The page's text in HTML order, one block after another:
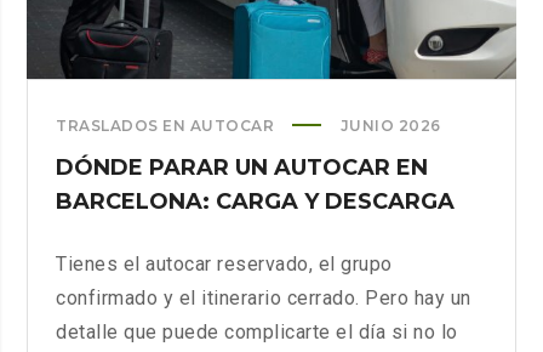
TRASLADOS EN AUTOCAR JUNIO 2026
DÓNDE PARAR UN AUTOCAR EN
BARCELONA: CARGA Y DESCARGA
Tienes el autocar reservado, el grupo
confirmado y el itinerario cerrado. Pero hay un
detalle que puede complicarte el día si no lo